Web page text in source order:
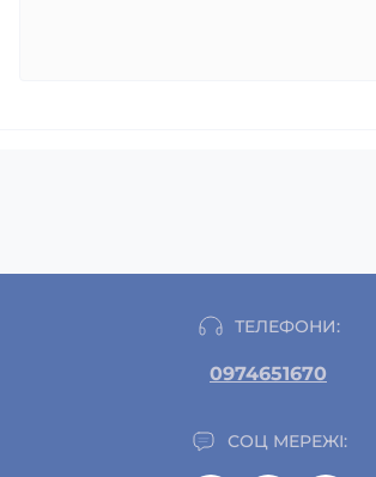
ТЕЛЕФОНИ:
0974651670
СОЦ МЕРЕЖІ: